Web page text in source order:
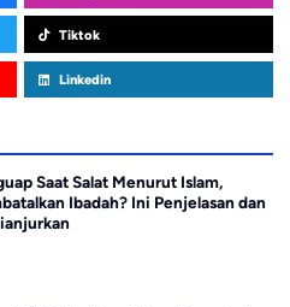
Tiktok
Linkedin
Saat Salat Menurut Islam,
Ibadah? Ini Penjelasan dan